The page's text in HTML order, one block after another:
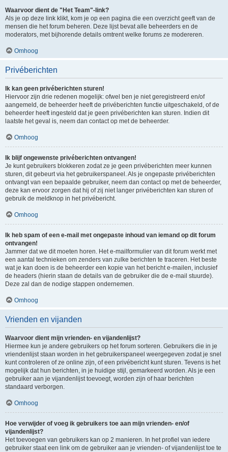
Waarvoor dient de "Het Team"-link?
Als je op deze link klikt, kom je op een pagina die een overzicht geeft van de
mensen die het forum beheren. Deze lijst bevat alle beheerders en de
moderators, met bijhorende details omtrent welke forums ze modereren.
Omhoog
Privéberichten
Ik kan geen privéberichten sturen!
Hiervoor zijn drie redenen mogelijk: ofwel ben je niet geregistreerd en/of
aangemeld, de beheerder heeft de privéberichten functie uitgeschakeld, of de
beheerder heeft ingesteld dat je geen privéberichten kan sturen. Indien dit
laatste het geval is, neem dan contact op met de beheerder.
Omhoog
Ik blijf ongewenste privéberichten ontvangen!
Je kunt gebruikers blokkeren zodat ze je geen privéberichten meer kunnen
sturen, dit gebeurt via het gebruikerspaneel. Als je ongepaste privéberichten
ontvangt van een bepaalde gebruiker, neem dan contact op met de beheerder,
deze kan ervoor zorgen dat hij of zij niet langer privéberichten kan sturen of
gebruik de meldknop in het privébericht.
Omhoog
Ik heb spam of een e-mail met ongepaste inhoud van iemand op dit forum
ontvangen!
Jammer dat we dit moeten horen. Het e-mailformulier van dit forum werkt met
een aantal technieken om zenders van zulke berichten te traceren. Het beste
wat je kan doen is de beheerder een kopie van het bericht e-mailen, inclusief
de headers (hierin staan de details van de gebruiker die de e-mail stuurde).
Deze zal dan de nodige stappen ondernemen.
Omhoog
Vrienden en vijanden
Waarvoor dient mijn vrienden- en vijandenlijst?
Hiermee kun je andere gebruikers op het forum sorteren. Gebruikers die in je
vriendenlijst staan worden in het gebruikerspaneel weergegeven zodat je snel
kunt controleren of ze online zijn, of een privébericht kunt sturen. Tevens is het
mogelijk dat hun berichten, in je huidige stijl, gemarkeerd worden. Als je een
gebruiker aan je vijandenlijst toevoegt, worden zijn of haar berichten
standaard verborgen.
Omhoog
Hoe verwijder of voeg ik gebruikers toe aan mijn vrienden- en/of
vijandenlijst?
Het toevoegen van gebruikers kan op 2 manieren. In het profiel van iedere
gebruiker staat een link om de gebruiker aan je vrienden- of vijandenlijst toe te